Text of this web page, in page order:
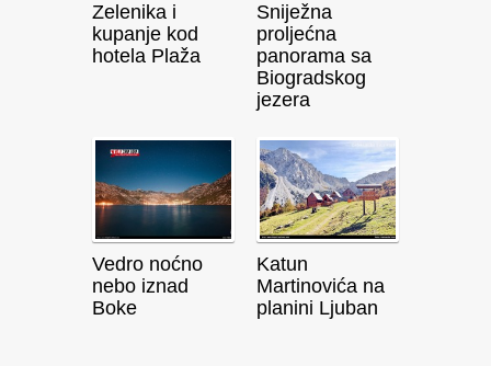
Zelenika i
kupanje kod
hotela Plaža
Sniježna
proljećna
panorama sa
Biogradskog
jezera
Vedro noćno
nebo iznad
Boke
Katun
Martinovića na
planini Ljuban